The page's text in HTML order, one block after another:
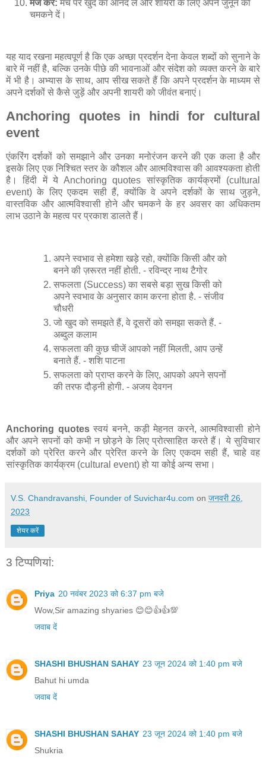
मजे करें: मंच पर खुद का आनंद लें और शायरी के लिए अपने जुनून को
चमकने दें।
यह याद रखना महत्वपूर्ण है कि एक अच्छा प्रदर्शन देना केवल शब्दों को सुनाने के
बारे में नहीं है, बल्कि उनके पीछे की भावनाओं और संदेश को व्यक्त करने के बारे
में भी है। अभ्यास के साथ, आप सीख सकते हैं कि अपने प्रदर्शन के माध्यम से
अपने दर्शकों से कैसे जुड़ें और अपनी शायरी को जीवंत बनाएं।
Anchoring quotes in hindi for cultural
event
एंकरिंग दर्शकों को समझाने और उनका मनोरंजन करने की एक कला है और
इसके लिए एक निश्चित स्तर के कौशल और आत्मविश्वास की आवश्यकता होती
है। हिंदी में ये Anchoring quotes सांस्कृतिक कार्यक्रमों (cultural
event) के लिए एकदम सही हैं, क्योंकि वे अपने दर्शकों के साथ जुड़ने,
वास्तविक और आत्मविश्वासी होने और चमकने के हर अवसर का अधिकतम
लाभ उठाने के महत्व पर प्रकाश डालते हैं।
अपने स्वभाव से हमेशा खड़े रहो, क्योंकि किसी और को
बनने की ज़रूरत नहीं होती. - रविन्द्र नाथ टैगोर
सफलता (Success) का सबसे बड़ा सुख किसी को
अपने स्वभाव के अनुसार काम करना होता है. - संजीव
चौधरी
जो खुद को समझते हैं, वे दूसरों को समझा सकते हैं. -
अब्दुल कलाम
सफलता की कुछ चीजें आपको नहीं मिलती, आप उन्हें
बनाते हैं. - शशि पाटना
सफलता को प्राप्त करने के लिए, आपको अपने सपनों
की तरफ दौड़नी होगी. - अजय देवगन
Anchoring quotesस्वयं बनने, कड़ी मेहनत करने, आत्मविश्वासी होने
और अपने सपनों को कभी न छोड़ने के लिए प्रोत्साहित करते हैं। ये सुविचार
दर्शकों को प्रेरित करने और प्रेरित करने के लिए एकदम सही हैं, चाहे वह
सांस्कृतिक कार्यक्रम (cultural event) हो या कोई अन्य सभा।
V.S. Chandravanshi, Founder of Suvichar4u.com on जनवरी 26,
2023
शेयर करें
3 टिप्‍पणियां:
Priya 20 नवंबर 2023 को 6:37 pm बजे
Wow,Sir amazing shyaries 😊😊👍👍💯
जवाब दें
SHASHI BHUSHAN SAHAY 23 जून 2024 को 1:40 pm बजे
Bahut hi umda
जवाब दें
SHASHI BHUSHAN SAHAY 23 जून 2024 को 1:40 pm बजे
Shukria